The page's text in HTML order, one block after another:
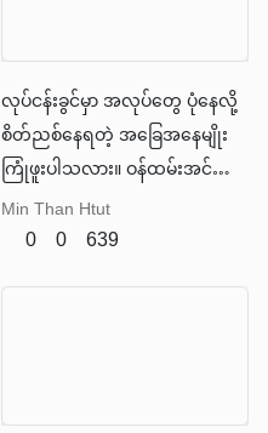
လုပ်ငန်းခွင်မှာ အလုပ်တွေ ပုံနေလို့
စိတ်ညစ်နေရတဲ့ အခြေအနေမျိုး
ကြုံဖူးပါသလား။ ဝန်ထမ်းအင်အား
မလုံလောက်တာ၊ အချိန်မ
လုံလောက်တာ၊ ဒါမှမဟုတ်
Min Than Htut
0 0 639